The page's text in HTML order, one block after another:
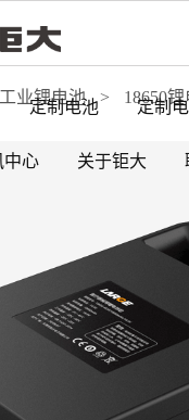
定制电池 定制
中心 关于钜大
工业锂电池 > 18650